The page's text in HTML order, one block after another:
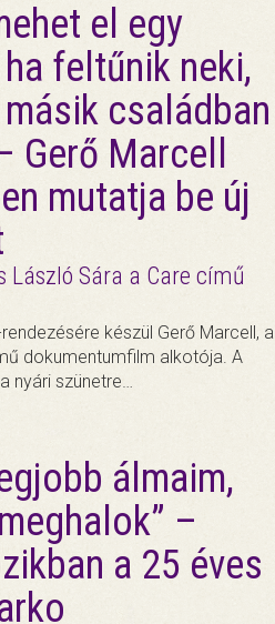
el egy
feltűnik neki,
családban
Gerő Marcell
mutatja be új
László Sára a Care című
készül Gerő Marcell, a
dokumentumfilm alkotója. A
nyári szünetre…
álmaim,
–
a 25 éves